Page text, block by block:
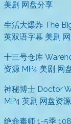
美剧 网盘分享
生活大爆炸 The
英双语字幕 美剧
十三号仓库
资源 MP4 美剧 网
神秘博士 Doctor
MP4 英剧 网盘资源
绝命毒师 1-5季